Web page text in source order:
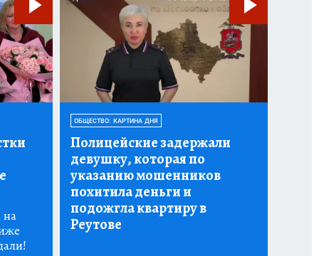
на
ОБЩЕСТВО: КАРТИНА ДНЯ
Полицейские задержали
девушку, которая по
указанию мошенников
похитила деньги и
подожгла квартиру в
Реутове